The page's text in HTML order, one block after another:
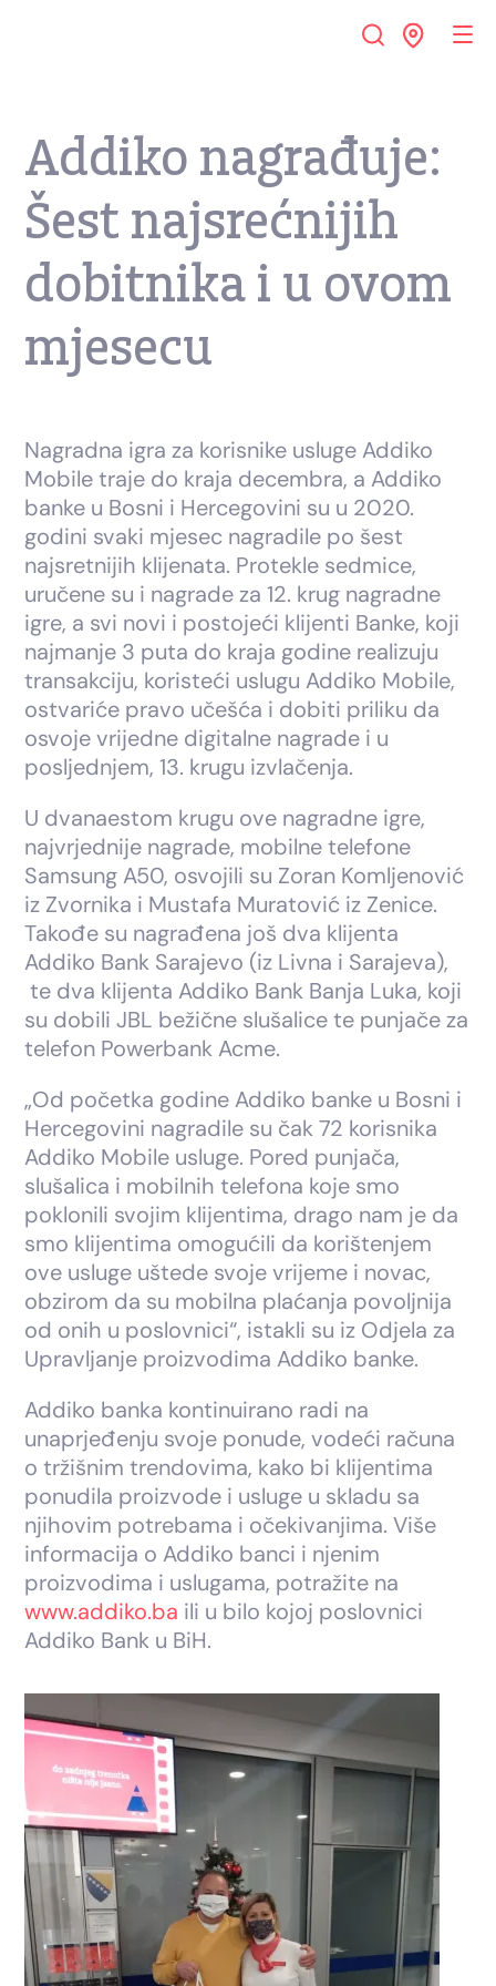
Addiko nagrađuje:
Šest najsrećnijih
dobitnika i u ovom
mjesecu
Nagradna igra za korisnike usluge Addiko
Mobile traje do kraja decembra, a Addiko
banke u Bosni i Hercegovini su u 2020.
godini svaki mjesec nagradile po šest
najsretnijih klijenata. Protekle sedmice,
uručene su i nagrade za 12. krug nagradne
igre, a svi novi i postojeći klijenti Banke, koji
najmanje 3 puta do kraja godine realizuju
transakciju, koristeći uslugu Addiko Mobile,
ostvariće pravo učešća i dobiti priliku da
osvoje vrijedne digitalne nagrade i u
posljednjem, 13. krugu izvlačenja.
U dvanaestom krugu ove nagradne igre,
najvrjednije nagrade, mobilne telefone
Samsung A50, osvojili su Zoran Komljenović
iz Zvornika i Mustafa Muratović iz Zenice.
Takođe su nagrađena još dva klijenta
Addiko Bank Sarajevo (iz Livna i Sarajeva),
te dva klijenta Addiko Bank Banja Luka, koji
su dobili JBL bežične slušalice te punjače za
telefon Powerbank Acme.
„Od početka godine Addiko banke u Bosni i
Hercegovini nagradile su čak 72 korisnika
Addiko Mobile usluge. Pored punjača,
slušalica i mobilnih telefona koje smo
poklonili svojim klijentima, drago nam je da
smo klijentima omogućili da korištenjem
ove usluge uštede svoje vrijeme i novac,
obzirom da su mobilna plaćanja povoljnija
od onih u poslovnici“, istakli su iz Odjela za
Upravljanje proizvodima Addiko banke.
Addiko banka kontinuirano radi na
unaprjeđenju svoje ponude, vodeći računa
o tržišnim trendovima, kako bi klijentima
ponudila proizvode i usluge u skladu sa
njihovim potrebama i očekivanjima. Više
informacija o Addiko banci i njenim
proizvodima i uslugama, potražite na
www.addiko.ba ili u bilo kojoj poslovnici
Addiko Bank u BiH.